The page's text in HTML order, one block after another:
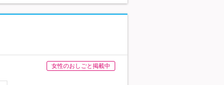
女性のおしごと掲載中